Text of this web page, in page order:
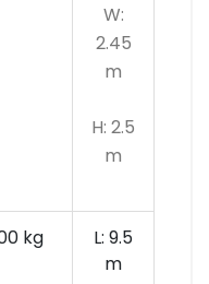
W:
2.45
m
H: 2.5
m
kg
L: 9.5
m